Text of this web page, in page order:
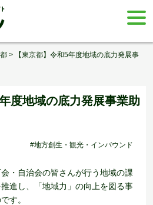
>
【東京都】令和5年度地域の底力発展事
度地域の底力発展事業助
#地方創生・観光・インバウンド
・自治会の皆さんが行う地域の課
進し、「地域力」の向上を図る事
す。